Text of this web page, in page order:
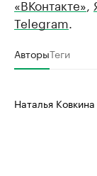
«ВКонтакте»,
Telegram.
АвторыТеги
Наталья Ковкина